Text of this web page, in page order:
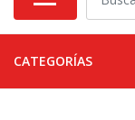
CATEGORÍAS